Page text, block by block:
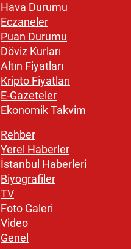
Hava Durumu
Eczaneler
Puan Durumu
Döviz Kurları
Altın Fiyatları
Kripto Fiyatları
E-Gazeteler
Ekonomik Takvim
Rehber
Yerel Haberler
İstanbul Haberleri
Biyografiler
TV
Foto Galeri
Video
Genel